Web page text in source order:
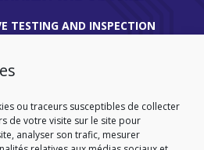
ou traceurs susceptibles de collecter
de votre visite sur le site pour
analyser son trafic, mesurer
TESTING AND INSPECTION
AND TECHNICAL
de Verdun
TERVILLE